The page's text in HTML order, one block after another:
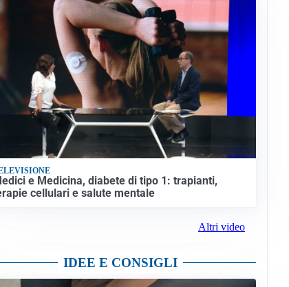
e Medicina, diabete di tipo 1: trapianti,
cellulari e salute mentale
Altri video
IDEE E CONSIGLI